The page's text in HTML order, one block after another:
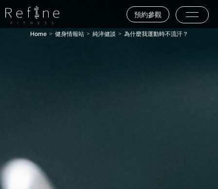
預約參觀
Home 健身情報站 純淬健談 為什麼我運動時不流汗？